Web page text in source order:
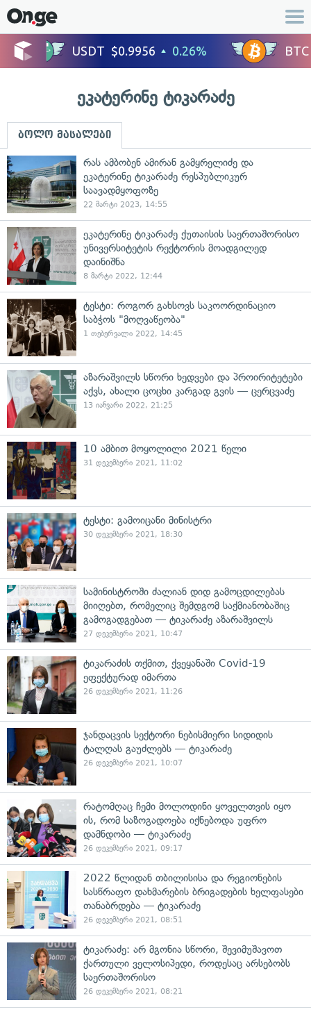
ეკატერინე ტიკარაძე
ბოლო მასალები
რას ამბობენ ამირან გამყრელიძე და
ეკატერინე ტიკარაძე რესპუბლიკურ
საავადმყოფოზე
22 მარტი 2023, 14:55
ეკატერინე ტიკარაძე ქუთაისის საერთაშორისო
უნივერსიტეტის რექტორის მოადგილედ
დაინიშნა
8 მარტი 2022, 12:44
ტესტი: როგორ გახსოვს საკოორდინაციო
საბჭოს "მოღვაწეობა"
1 თებერვალი 2022, 14:45
აზარაშვილს სწორი ხედვები და პროირიტეტები
აქვს, ახალი ცოცხი კარგად გვის — ცერცვაძე
13 იანვარი 2022, 21:25
10 ამბით მოყოლილი 2021 წელი
31 დეკემბერი 2021, 11:02
ტესტი: გამოიცანი მინისტრი
30 დეკემბერი 2021, 18:30
სამინისტროში ძალიან დიდ გამოცდილებას
მიიღებთ, რომელიც შემდგომ საქმიანობაშიც
გამოგადგებათ — ტიკარაძე აზარაშვილს
27 დეკემბერი 2021, 10:47
ტიკარაძის თქმით, ქვეყანაში Covid-19
ეფექტურად იმართა
26 დეკემბერი 2021, 11:26
ჯანდაცვის სექტორი ნებისმიერი სიდიდის
ტალღას გაუძლებს — ტიკარაძე
26 დეკემბერი 2021, 10:07
რატომღაც ჩემი მოლოდინი ყოველთვის იყო
ის, რომ საზოგადოება იქნებოდა უფრო
დამნდობი — ტიკარაძე
26 დეკემბერი 2021, 09:17
2022 წლიდან თბილისისა და რეგიონების
სასწრაფო დახმარების ბრიგადების ხელფასები
თანაბრდება — ტიკარაძე
26 დეკემბერი 2021, 08:51
ტიკარაძე: არ მგონია სწორი, შევიმუშავოთ
ქართული ველოსიპედი, როდესაც არსებობს
საერთაშორისო
26 დეკემბერი 2021, 08:21